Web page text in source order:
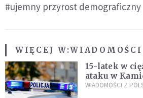
#ujemny przyrost demograficzny
WIĘCEJ W:
15-latek w
ataku w
Policja
WIADOMOŚCI Z